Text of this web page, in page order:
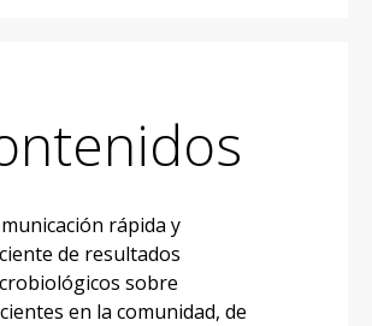
rápida y
de resultados
sobre
en la comunidad, de